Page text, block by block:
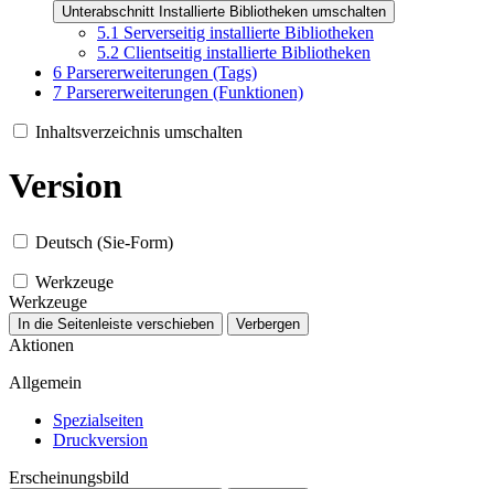
Unterabschnitt Installierte Bibliotheken umschalten
5.1 Serverseitig installierte Bibliotheken
5.2 Clientseitig installierte Bibliotheken
6 Parsererweiterungen (Tags)
7 Parsererweiterungen (Funktionen)
Inhaltsverzeichnis umschalten
Version
Deutsch (Sie-Form)
Werkzeuge
Werkzeuge
In die Seitenleiste verschieben Verbergen
Aktionen
Allgemein
Spezialseiten
Druckversion
Erscheinungsbild